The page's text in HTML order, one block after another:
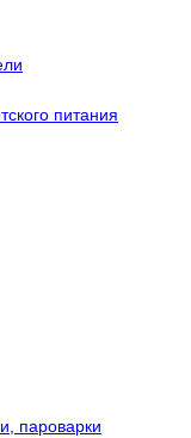
питания
пароварки